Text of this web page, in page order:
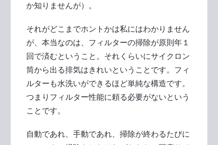
か知りませんが）。
それがどこまでホントかは私にはわかりません
が、本当なのは、フィルターの掃除が原則年１
回で済むということ。それくらいにサイクロン
筒から出る排気はきれいということです。フィ
ルターも水洗いができるほど単純な構造です。
つまりフィルター性能に頼る必要がないという
ことです。
自動であれ、手動であれ、掃除が終わるたびに